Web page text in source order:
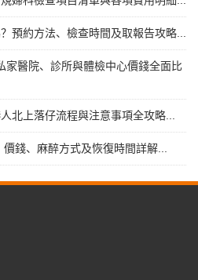
預約方法、檢查時間及取報告攻略...
家醫院、診所與體檢中心價錢全面比
北上落仔流程與注意事項全攻略...
錢、麻醉方式及恢復時間詳解...